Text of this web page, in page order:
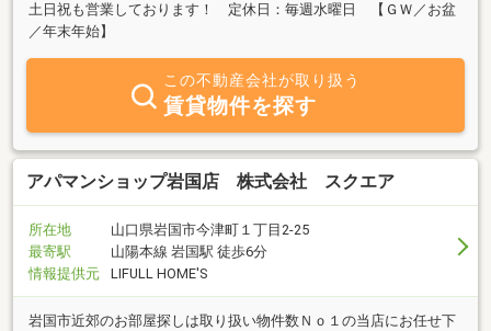
土日祝も営業しております！ 定休日：毎週水曜日 【ＧＷ／お盆
／年末年始】
この不動産会社が取り扱う
賃貸物件を探す
アパマンショップ岩国店 株式会社 スクエア
所在地
山口県岩国市今津町１丁目2-25
最寄駅
山陽本線 岩国駅 徒歩6分
情報提供元
LIFULL HOME'S
岩国市近郊のお部屋探しは取り扱い物件数Ｎｏ１の当店にお任せ下